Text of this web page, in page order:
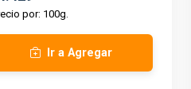
por: 100g.
Ir a Agregar